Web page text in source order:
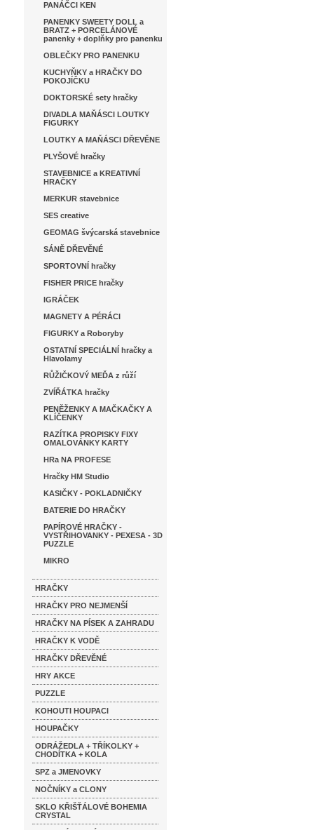
PANÁČCI KEN
PANENKY SWEETY DOLL a
BRATZ + PORCELÁNOVÉ
panenky + doplňky pro panenku
OBLEČKY PRO PANENKU
KUCHYŇKY a HRAČKY DO
POKOJÍČKU
DOKTORSKÉ sety hračky
DIVADLA MAŇÁSCI LOUTKY
FIGURKY
LOUTKY A MAŇÁSCI DŘEVĚNE
PLYŠOVÉ hračky
STAVEBNICE a KREATIVNÍ
HRAČKY
MERKUR stavebnice
SES creative
GEOMAG švýcarská stavebnice
SÁNĚ DŘEVĚNÉ
SPORTOVNÍ hračky
FISHER PRICE hračky
IGRÁČEK
MAGNETY A PÉRÁCI
FIGURKY a Roboryby
OSTATNÍ SPECIÁLNÍ hračky a
Hlavolamy
RŮŽIČKOVÝ MEĎA z růží
ZVÍŘÁTKA hračky
PENĚŽENKY A MAČKAČKY A
KLÍČENKY
RAZÍTKA PROPISKY FIXY
OMALOVÁNKY KARTY
HRa NA PROFESE
Hračky HM Studio
KASIČKY - POKLADNIČKY
BATERIE DO HRAČKY
PAPÍROVÉ HRAČKY -
VYSTŘIHOVANKY - PEXESA - 3D
PUZZLE
MIKRO
HRAČKY
HRAČKY PRO NEJMENŠÍ
HRAČKY NA PÍSEK A ZAHRADU
HRAČKY K VODĚ
HRAČKY DŘEVĚNÉ
HRY AKCE
PUZZLE
KOHOUTI HOUPACI
HOUPAČKY
ODRÁŽEDLA + TŘÍKOLKY +
CHODÍTKA + KOLA
SPZ a JMENOVKY
NOČNÍKY a CLONY
SKLO KŘIŠŤÁLOVÉ BOHEMIA
CRYSTAL